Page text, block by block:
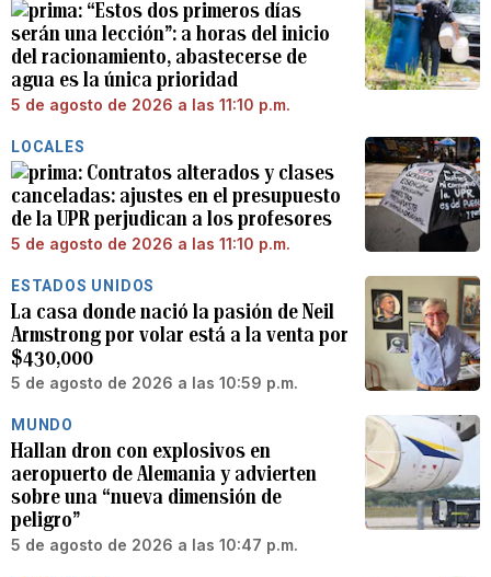
“Estos dos primeros días
serán una lección”: a horas del inicio
del racionamiento, abastecerse de
agua es la única prioridad
5 de agosto de 2026 a las 11:10 p.m.
LOCALES
Contratos alterados y clases
canceladas: ajustes en el presupuesto
de la UPR perjudican a los profesores
5 de agosto de 2026 a las 11:10 p.m.
ESTADOS UNIDOS
La casa donde nació la pasión de Neil
Armstrong por volar está a la venta por
$430,000
5 de agosto de 2026 a las 10:59 p.m.
MUNDO
Hallan dron con explosivos en
aeropuerto de Alemania y advierten
sobre una “nueva dimensión de
peligro”
5 de agosto de 2026 a las 10:47 p.m.